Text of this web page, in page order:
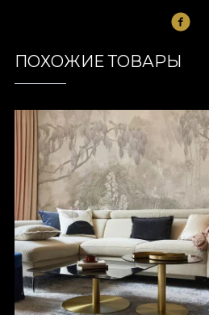
ПОХОЖИЕ ТОВАРЫ